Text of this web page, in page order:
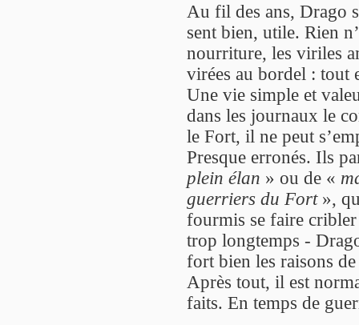
Au fil des ans, Drago
sent bien, utile. Rien
nourriture, les viriles
virées au bordel : tout
Une vie simple et
dans les journaux le
le Fort, il ne peut
Presque erronés. Ils
plein élan » ou de «
guerriers du Fort»,
fourmis se faire
trop longtemps -
fort bien les raisons de
Après tout, il est
faits. En temps de